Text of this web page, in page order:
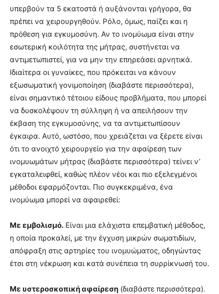
υπερβούν τα 5 εκατοστά ή αυξάνονται γρήγορα, θα
πρέπει να χειρουργηθούν. Ρόλο, όμως, παίζει και η
πρόθεση για εγκυμοσύνη. Αν το ινομύωμα είναι στην
εσωτερική κοιλότητα της μήτρας, συστήνεται να
αντιμετωπιστεί, για να μην την επηρεάσει αρνητικά.
Ιδιαίτερα οι γυναίκες, που πρόκειται να κάνουν
εξωσωματική γονιμοποίηση (διαβάστε περισσότερα),
είναι σημαντικό τέτοιου είδους προβλήματα, που μπορεί
να δυσκολέψουν τη σύλληψη ή να απειλήσουν την
έκβαση της εγκυμοσύνης, να τα αντιμετωπίσουν
έγκαιρα. Αυτό, ωστόσο, που χρειάζεται να ξέρετε είναι
ότι το ανοιχτό χειρουργείο για την αφαίρεση των
ινομυωμάτων μήτρας (διαβάστε περισσότερα) τείνει ν’
εγκαταλειφθεί, καθώς πλέον νέοι και πιο εξελεγμένοι
μέθοδοι εφαρμόζονται. Πιο συγκεκριμένα, ένα
ινομύωμα μπορεί να αφαιρεθεί:
Με εμβολισμό. Είναι μια ελάχιστα επεμβατική μέθοδος,
η οποία προκαλεί, με την έγχυση μικρών σωματιδίων,
απόφραξη στις αρτηρίες του ινομυώματος, οδηγώντας
έτσι στη νέκρωση και κατά συνέπεια τη συρρίκνωσή του.
Με υστεροσκοπική αφαίρεση (διαβάστε περισσότερα).